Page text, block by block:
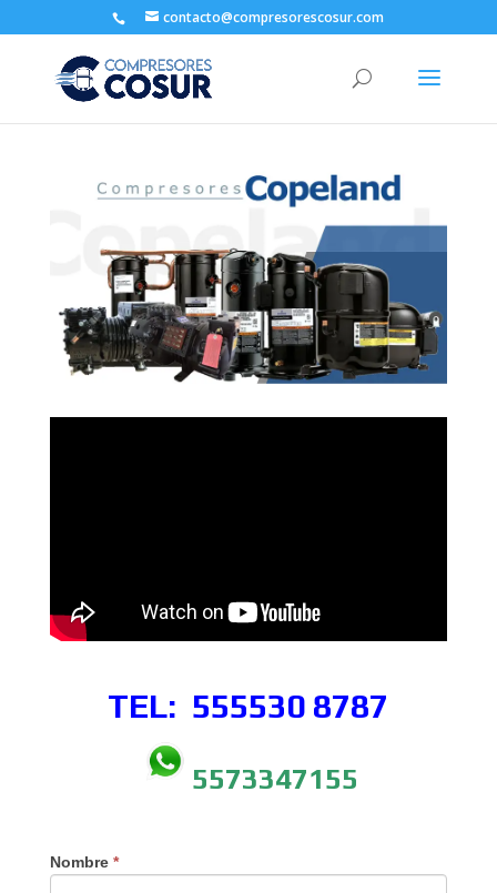
contacto@compresorescosur.com
TEL: 555530 8787
5573347155
Nombre *